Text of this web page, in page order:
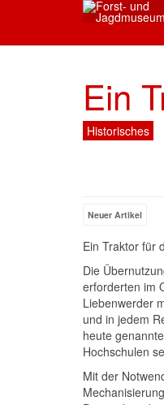
Ein
Historisches
Neuer Artikel
Ein Traktor für
Die
erforderten im
Liebenwerder
und in jedem
heute
Hochschulen
Mit der